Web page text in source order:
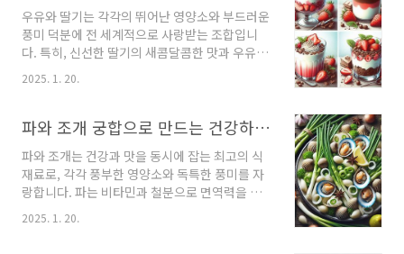
우유와 딸기는 각각의 뛰어난 영양소와 부드러운
풍미 덕분에 전 세계적으로 사랑받는 조합입니
다. 특히, 신선한 딸기의 새콤달콤한 맛과 우유의
부드럽고 고소한 풍미는 음료와 디저트에서 탁월
한 시너지 효과를 냅니다. 이 두 재료는 함께 섭취
백질, 항산화 물질의 조화를 통해 면역력 강화, 피
휘합니다. 이번 글에서는 우유와 딸기의 궁합이
좋은 이유, 영양적 장점, 건강에 미치는 영향, 추
천 레시피, 그리고 주의해야 할 점까지 자세히 살
펴보겠습니다.지금 바로 우유와 딸기의 맛있는
2025. 1. 20.
파와 조개 궁합으로 만드는 건강하고 맛있는 식탁의 비결
파와 조개는 건강과 맛을 동시에 잡는 최고의 식
재료로, 각각 풍부한 영양소와 독특한 풍미를 자
랑합니다. 파는 비타민과 철분으로 면역력을 높
이고 혈액 순환을 돕는 반면, 조개는 단백질, 아
연, 비타민 B12 등으로 빈혈 예방과 피부 건강에
2025. 1. 20.